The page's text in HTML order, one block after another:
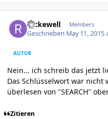
reckewell Members
Geschrieben May 11, 2015
AUTOR
Nein... ich schreib das jetzt
Das Schlüsselwort war nicht
überlesen von "SEARCH"
Zitieren